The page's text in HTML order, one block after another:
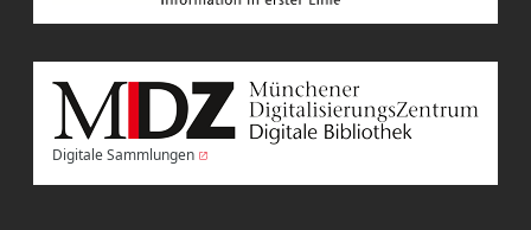
Digitale Sammlungen